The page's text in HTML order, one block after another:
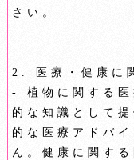
さい。
2. 医療・健康に
- 植物に関する医
的な知識として
的な医療アドバ
ん。健康に関す